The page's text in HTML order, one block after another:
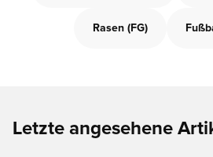
Rasen (FG)
Letzte angesehene